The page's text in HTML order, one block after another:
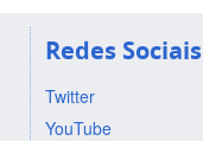
Redes Sociais
Twitter
YouTube